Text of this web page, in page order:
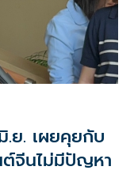
.ย. เผยคุยกับ
ต์จีนไม่มีปัญหา